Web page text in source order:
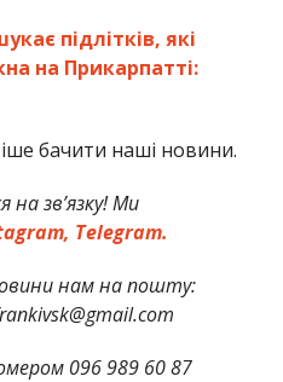
підлітків, які
на Прикарпатті:
бачити наші новини.
зв’язку! Ми
Telegram.
нам на пошту:
096 989 60 87